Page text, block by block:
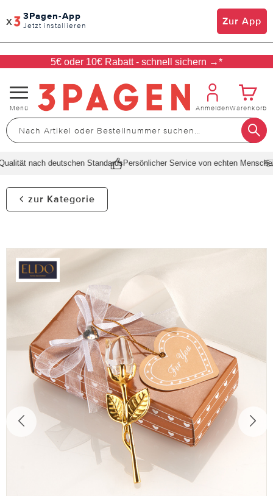
x 3Pagen-App
Jetzt installieren Zur App
5€ oder 10€ Rabatt - schnell sichern →*
Navigation
umschalten
Menü AnmeldenWarenkorb
nach deutschen StandardsPersönlicher Service von echten Menschen
zur Kategorie